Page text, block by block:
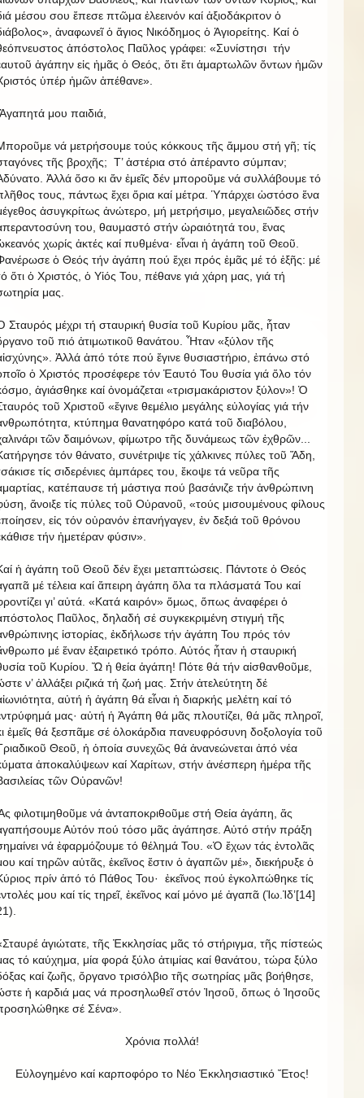
μέσου σου ἔπεσε πτῶμα ἐλεεινόν καί ἀξιοδάκριτον ὁ
ἀναφωνεῖ ὁ ἅγιος Νικόδημος ὁ Ἁγιορείτης. Καί ὁ
ἀπόστολος Παῦλος γράφει: «Συνίστησι τήν
ἀγάπην εἰς ἠμᾶς ὁ Θεός, ὅτι ἔτι ἁμαρτωλῶν ὄντων ἠμῶν
ὑπέρ ἠμῶν ἀπέθανε».
μου παιδιά,
νά μετρήσουμε τούς κόκκους τῆς ἄμμου στή γῆ; τίς
τῆς βροχῆς; Τ’ ἀστέρια στό ἀπέραντο σύμπαν;
Ἀλλά ὅσο κι ἄν ἐμεῖς δέν μποροῦμε νά συλλάβουμε τό
τους, πάντως ἔχει ὅρια καί μέτρα. Ὑπάρχει ὡστόσο ἕνα
ἀσυγκρίτως ἀνώτερο, μή μετρήσιμο, μεγαλειῶδες στήν
του, θαυμαστό στήν ὡραιότητά του, ἕνας
χωρίς ἀκτές καί πυθμένα· εἶναι ἡ ἀγάπη τοῦ Θεοῦ.
ὁ Θεός τήν ἀγάπη πού ἔχει πρός ἐμᾶς μέ τό ἑξῆς: μέ
ὅτι ὁ Χριστός, ὁ Υἱός Του, πέθανε γιά χάρη μας, γιά τή
μας.
Σταυρός μέχρι τή σταυρική θυσία τοῦ Κυρίου μᾶς, ἦταν
τοῦ πιό ἀτιμωτικοῦ θανάτου. Ἦταν «ξύλον τῆς
Ἀλλά ἀπό τότε πού ἔγινε θυσιαστήριο, ἐπάνω στό
ὁ Χριστός προσέφερε τόν Ἑαυτό Του θυσία γιά ὅλο τόν
ἁγιάσθηκε καί ὀνομάζεται «τρισμακάριστον ξύλον»! Ὁ
τοῦ Χριστοῦ «ἔγινε θεμέλιο μεγάλης εὐλογίας γιά τήν
κτύπημα θανατηφόρο κατά τοῦ διαβόλου,
τῶν δαιμόνων, φίμωτρο τῆς δυνάμεως τῶν ἐχθρῶν...
τόν θάνατο, συνέτριψε τίς χάλκινες πύλες τοῦ Ἅδη,
τίς σιδερένιες ἀμπάρες του, ἔκοψε τά νεῦρα τῆς
κατέπαυσε τή μάστιγα πού βασάνιζε τήν ἀνθρώπινη
ἄνοιξε τίς πύλες τοῦ Οὐρανοῦ, «τούς μισουμένους φίλους
εἰς τόν οὐρανόν ἐπανήγαγεν, ἐν δεξιά τοῦ θρόνου
τήν ἠμετέραν φύσιν».
ἡ ἀγάπη τοῦ Θεοῦ δέν ἔχει μεταπτώσεις. Πάντοτε ὁ Θεός
μέ τέλεια καί ἄπειρη ἀγάπη ὅλα τα πλάσματά Του καί
γι’ αὐτά. «Κατά καιρόν» ὅμως, ὅπως ἀναφέρει ὁ
Παῦλος, δηλαδή σέ συγκεκριμένη στιγμή τῆς
ἱστορίας, ἐκδήλωσε τήν ἀγάπη Του πρός τόν
μέ ἕναν ἐξαιρετικό τρόπο. Αὐτός ἦταν ἡ σταυρική
τοῦ Κυρίου. Ὤ ἡ θεία ἀγάπη! Πότε θά τήν αἰσθανθοῦμε,
ν’ ἀλλάξει ριζικά τή ζωή μας. Στήν ἀτελεύτητη δέ
αὐτή ἡ ἀγάπη θά εἶναι ἡ διαρκής μελέτη καί τό
μας· αὐτή ἡ Ἀγάπη θά μᾶς πλουτίζει, θά μᾶς πληροῖ,
ἐμεῖς θά ξεσπᾶμε σέ ὁλοκάρδια πανευφρόσυνη δοξολογία τοῦ
Θεοῦ, ἡ ὁποία συνεχῶς θά ἀνανεώνεται ἀπό νέα
ἀποκαλύψεων καί Χαρίτων, στήν ἀνέσπερη ἡμέρα τῆς
τῶν Οὐρανῶν!
φιλοτιμηθοῦμε νά ἀνταποκριθοῦμε στή Θεία ἀγάπη, ἅς
Αὐτόν πού τόσο μᾶς ἀγάπησε. Αὐτό στήν πράξη
νά ἐφαρμόζουμε τό θέλημά Του. «Ὁ ἔχων τάς ἐντολᾶς
καί τηρῶν αὐτᾶς, ἐκεῖνος ἔστιν ὁ ἀγαπῶν μέ», διεκήρυξε ὁ
πρίν ἀπό τό Πάθος Του· ἐκεῖνος πού ἐγκολπώθηκε τίς
μου καί τίς τηρεῖ, ἐκεῖνος καί μόνο μέ ἀγαπᾶ (Ἰω.Ἰδ’[14]
ἁγιώτατε, τῆς Ἐκκλησίας μᾶς τό στήριγμα, τῆς πίστεώς
τό καύχημα, μία φορά ξύλο ἀτιμίας καί θανάτου, τώρα ξύλο
καί ζωῆς, ὄργανο τρισόλβιο τῆς σωτηρίας μᾶς βοήθησε,
ἡ καρδιά μας νά προσηλωθεῖ στόν Ἰησοῦ, ὅπως ὁ Ἰησοῦς
σέ Σένα».
Χρόνια πολλά!
Εὐλογημένο καί καρποφόρο το Νέο Ἐκκλησιαστικό Ἔτος!